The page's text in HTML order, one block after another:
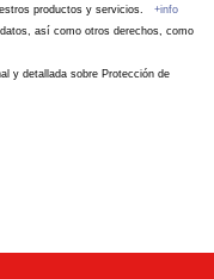
productos y servicios. +info
así como otros derechos, como
y detallada sobre Protección de